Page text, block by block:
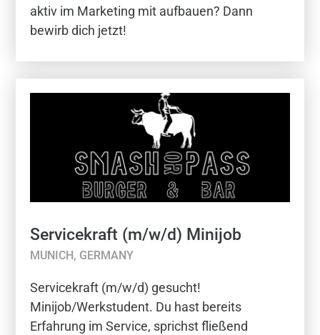
aktiv im Marketing mit aufbauen? Dann
bewirb dich jetzt!
Servicekraft (m/w/d) Minijob
MUNICH, GERMANY
Servicekraft (m/w/d) gesucht!
Minijob/Werkstudent. Du hast bereits
Erfahrung im Service, sprichst fließend